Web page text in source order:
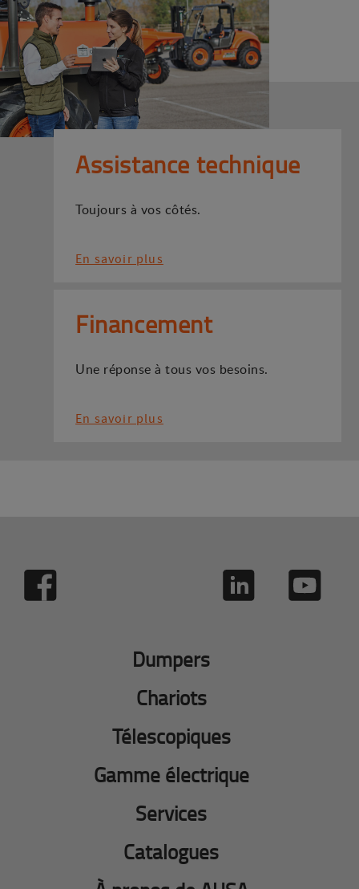
Assistance technique
Toujours à vos côtés.
En savoir plus
Financement
Une réponse à tous vos besoins.
En savoir plus
Dumpers
Chariots
Télescopiques
Gamme électrique
Services
Catalogues